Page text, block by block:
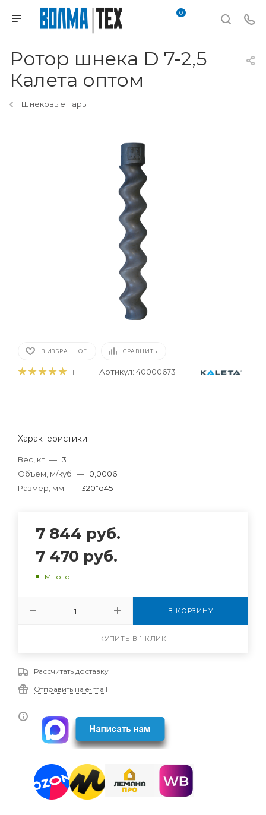
0
Ротор шнека D 7-2,5
Калета оптом
Шнековые пары
В ИЗБРАННОЕ СРАВНИТЬ
1 Артикул: 40000673
Характеристики
Вес, кг — 3
Объем, м/куб — 0,0006
Размер, мм — 320*d45
7 844 руб.
7 470 руб.
Много
В КОРЗИНУ
КУПИТЬ В 1 КЛИК
Рассчитать доставку
Отправить на e-mail